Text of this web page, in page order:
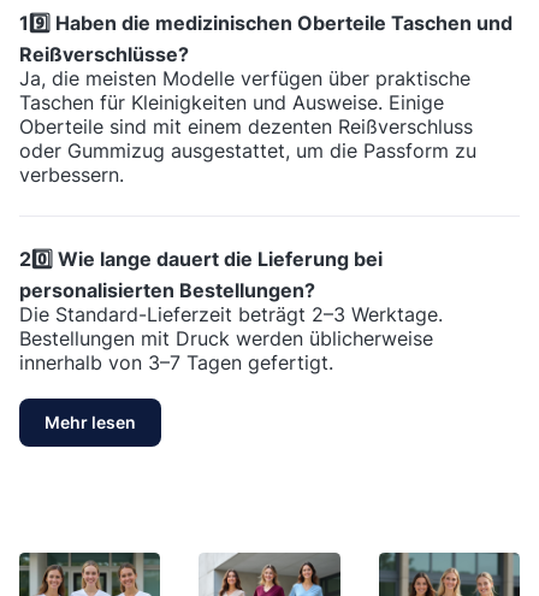
19️⃣ Haben die medizinischen Oberteile Taschen und
Reißverschlüsse?
Ja, die meisten Modelle verfügen über praktische
Taschen für Kleinigkeiten und Ausweise. Einige
Oberteile sind mit einem dezenten Reißverschluss
oder Gummizug ausgestattet, um die Passform zu
verbessern.
20️⃣ Wie lange dauert die Lieferung bei
personalisierten Bestellungen?
Die Standard-Lieferzeit beträgt 2–3 Werktage.
Bestellungen mit Druck werden üblicherweise
innerhalb von 3–7 Tagen gefertigt.
Mehr lesen